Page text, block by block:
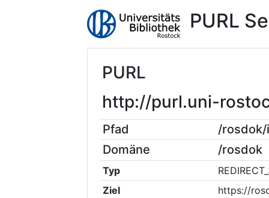
PURL
PURL
http://purl.uni-
Pfad
/
Domäne
/rosdok
Typ
Ziel
https://